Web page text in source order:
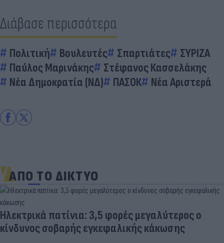
Διάβασε περισσότερα
Πολιτική Βουλευτές Σπαρτιάτες
ΣΥΡΙΖΑ
Παύλος Μαρινάκης
Στέφανος Κασσελάκης
Νέα Δημοκρατία (ΝΔ)
ΠΑΣΟΚ Νέα Αριστερά
ΑΠΟ ΤΟ ΔΙΚΤΥΟ
Ηλεκτρικά πατίνια: 3,5 φορές μεγαλύτερος ο
κίνδυνος σοβαρής εγκεφαλικής κάκωσης